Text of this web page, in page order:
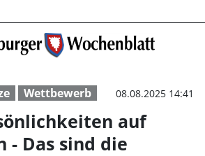
Starke
Wettbewerb 08.08.2025 14:41
auf
- Das sind die